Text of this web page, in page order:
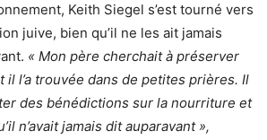
Keith Siegel s’est tourné vers
juive, bien qu’il ne les ait jamais
« Mon père cherchait à préserver
l’a trouvée dans de petites prières. Il
des bénédictions sur la nourriture et
n’avait jamais dit auparavant »,